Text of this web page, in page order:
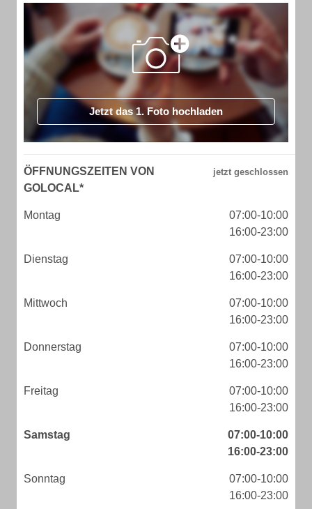
Jetzt das 1. Foto hochladen
ÖFFNUNGSZEITEN VON
GOLOCAL*
Montag
07:00-10:00
16:00-23:00
Dienstag
07:00-10:00
16:00-23:00
Mittwoch
07:00-10:00
16:00-23:00
Donnerstag
07:00-10:00
16:00-23:00
Freitag
07:00-10:00
16:00-23:00
Samstag
07:00-10:00
16:00-23:00
Sonntag
07:00-10:00
16:00-23:00